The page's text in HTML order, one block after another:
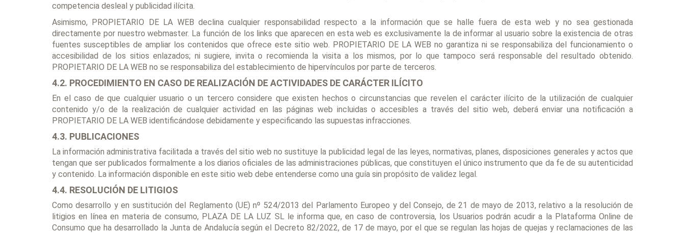
competencia desleal y publicidad ilícita.
Asimismo, PROPIETARIO DE LA WEB declina cualquier responsabilidad respecto a la información que se halle fuera de esta web y no sea gestionada
directamente por nuestro webmaster. La función de los links que aparecen en esta web es exclusivamente la de informar al usuario sobre la existencia de otras
fuentes susceptibles de ampliar los contenidos que ofrece este sitio web. PROPIETARIO DE LA WEB no garantiza ni se responsabiliza del funcionamiento o
accesibilidad de los sitios enlazados; ni sugiere, invita o recomienda la visita a los mismos, por lo que tampoco será responsable del resultado obtenido.
PROPIETARIO DE LA WEB no se responsabiliza del establecimiento de hipervínculos por parte de terceros.
4.2. PROCEDIMIENTO EN CASO DE REALIZACIÓN DE ACTIVIDADES DE CARÁCTER ILÍCITO
En el caso de que cualquier usuario o un tercero considere que existen hechos o circunstancias que revelen el carácter ilícito de la utilización de cualquier
contenido y/o de la realización de cualquier actividad en las páginas web incluidas o accesibles a través del sitio web, deberá enviar una notificación a
PROPIETARIO DE LA WEB identificándose debidamente y especificando las supuestas infracciones.
4.3. PUBLICACIONES
La información administrativa facilitada a través del sitio web no sustituye la publicidad legal de las leyes, normativas, planes, disposiciones generales y actos que
tengan que ser publicados formalmente a los diarios oficiales de las administraciones públicas, que constituyen el único instrumento que da fe de su autenticidad
y contenido. La información disponible en este sitio web debe entenderse como una guía sin propósito de validez legal.
4.4. RESOLUCIÓN DE LITIGIOS
Como desarrollo y en sustitución del Reglamento (UE) nº 524/2013 del Parlamento Europeo y del Consejo, de 21 de mayo de 2013, relativo a la resolución de
litigios en línea en materia de consumo, PLAZA DE LA LUZ SL le informa que, en caso de controversia, los Usuarios podrán acudir a la Plataforma Online de
Consumo que ha desarrollado la Junta de Andalucía según el Decreto 82/2022, de 17 de mayo, por el que se regulan las hojas de quejas y reclamaciones de las